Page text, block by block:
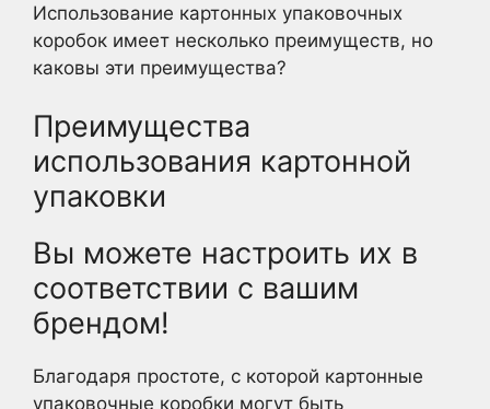
Использование картонных упаковочных
коробок имеет несколько преимуществ, но
каковы эти преимущества?
Преимущества
использования картонной
упаковки
Вы можете настроить их в
соответствии с вашим
брендом!
Благодаря простоте, с которой картонные
упаковочные коробки могут быть